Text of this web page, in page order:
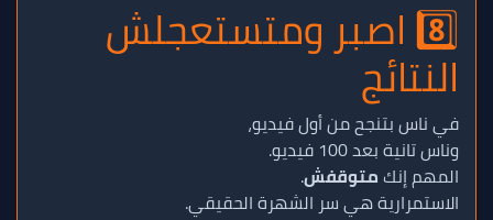
8️⃣ اصبر ومتستعجلش
النتائج
في ناس بتنجح من أول فيديو،
وناس تانية بعد 100 فيديو.
المهم إنكمتوقفش.
الاستمرارية هي سر الشهرة الحقيقي.